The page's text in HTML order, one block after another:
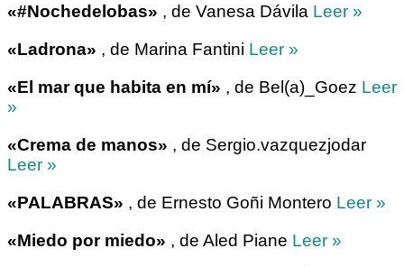
«#Nochedelobas» , de Vanesa Dávila Leer »
«Ladrona» , de Marina Fantini Leer »
«El mar que habita en mí» , de Bel(a)_Goez Leer
»
«Crema de manos» , de Sergio.vazquezjodar
Leer »
«PALABRAS» , de Ernesto Goñi Montero Leer »
«Miedo por miedo» , de Aled Piane Leer »